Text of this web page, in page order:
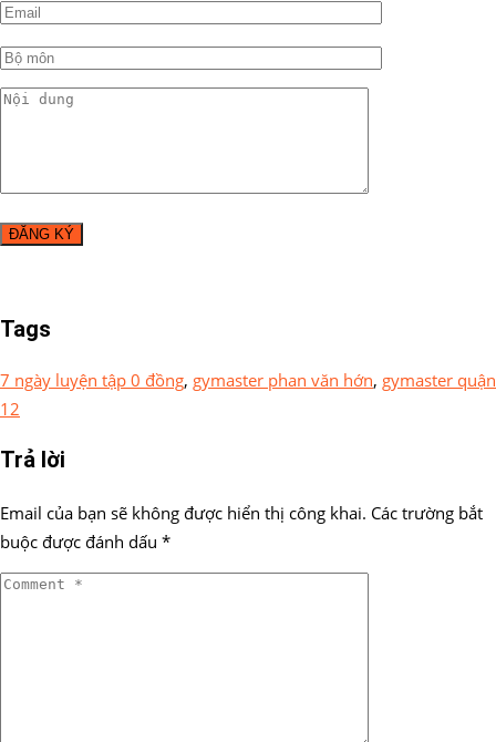
Tags
7 ngày luyện tập 0 đồng, gymaster phan văn hớn, gymaster quận
12
Trả lời
Email của bạn sẽ không được hiển thị công khai. Các trường bắt
buộc được đánh dấu *